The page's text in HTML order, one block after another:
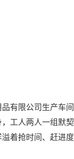
有限公司生产车
工人两人一组默
着抢时间、赶进